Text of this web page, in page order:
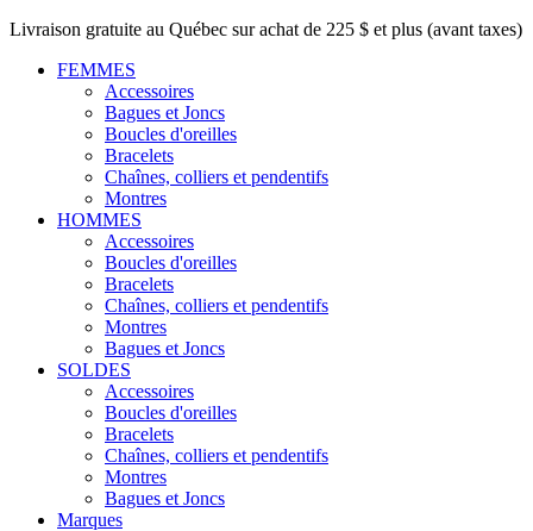
Livraison gratuite au Québec sur achat de 225 $ et plus (avant taxes)
FEMMES
Accessoires
Bagues et Joncs
Boucles d'oreilles
Bracelets
Chaînes, colliers et pendentifs
Montres
HOMMES
Accessoires
Boucles d'oreilles
Bracelets
Chaînes, colliers et pendentifs
Montres
Bagues et Joncs
SOLDES
Accessoires
Boucles d'oreilles
Bracelets
Chaînes, colliers et pendentifs
Montres
Bagues et Joncs
Marques